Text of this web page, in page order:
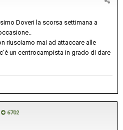
Doveri la scorsa settimana a
riusciamo mai ad attaccare alle
un centrocampista in grado di dare
6702